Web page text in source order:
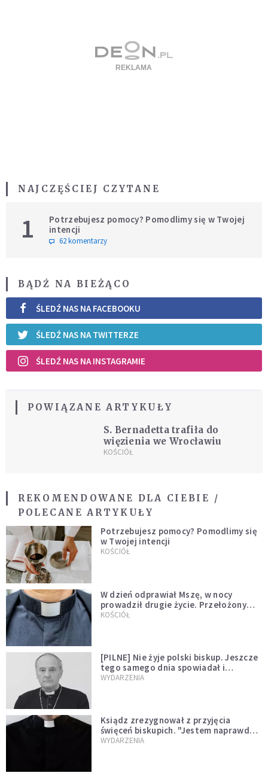
NAJCZĘŚCIEJ CZYTANE
1
Potrzebujesz pomocy? Pomodlimy się w Twojej
intencji
62 komentarzy
BĄDŹ NA BIEŻĄCO
ŚLEDŹ NAS NA FACEBOOKU
ŚLEDŹ NAS NA TWITTERZE
ŚLEDŹ NAS NA INSTAGRAMIE
POWIĄZANE ARTYKUŁY
S. Bernadetta trafiła do
więzienia we Wrocławiu
KOŚCIÓŁ
REKOMENDOWANE DLA CIEBIE /
POLECANE ARTYKUŁY
Potrzebujesz pomocy? Pomodlimy się
w Twojej intencji
KOŚCIÓŁ
W dzień odprawiał Mszę, w nocy
prowadził drugie życie. Przełożony
kazał mu opuścić zakon
KOŚCIÓŁ
[PILNE] Nie żyje polski biskup. Jeszcze
tego samego dnia spowiadał i
sprawował Mszę świętą
WYDARZENIA
Ksiądz zrezygnował z przyjęcia
święceń biskupich. "Jestem naprawdę
niegodny"
WYDARZENIA